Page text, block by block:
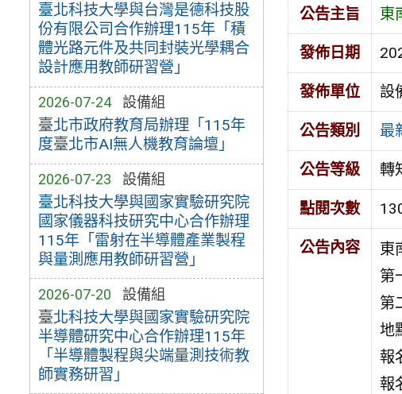
臺北科技大學與台灣是德科技股
份有限公司合作辦理115年「積
體光路元件及共同封裝光學耦合
設計應用教師研習營」
2026-07-24 設備組
臺北市政府教育局辦理「115年
度臺北市AI無人機教育論壇」
2026-07-23 設備組
臺北科技大學與國家實驗研究院
國家儀器科技研究中心合作辦理
115年「雷射在半導體產業製程
與量測應用教師研習營」
2026-07-20 設備組
臺北科技大學與國家實驗研究院
半導體研究中心合作辦理115年
「半導體製程與尖端量測技術教
師實務研習」
公告主旨 東
發佈日期
發佈單位 設
公告類別 最
公告等級 轉
點閱次數
公告內容
東
第
第
地
報
報